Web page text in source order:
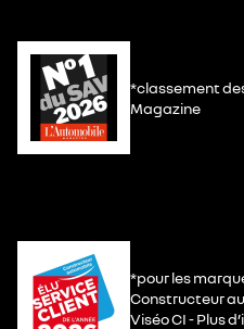
*classement
Magazine
*pour les
Constructeur
Viséo CI - Plus